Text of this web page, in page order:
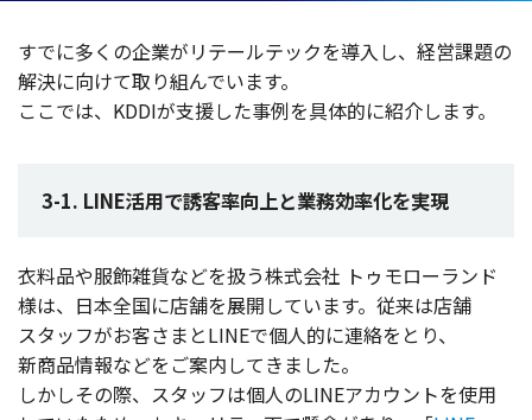
すでに多くの企業がリテールテックを導入 し、 経営課題の
解決に向けて取り組んでいます。
ここでは、KDDIが支援した事例を具体的に紹介します。
3-1. LINE活用で誘客率向上と業務効率化を実現
衣料品や服飾雑貨などを扱う株式会社 トゥモローランド
様は、 日本全国に店舗を展開しています。 従来は店舗
スタッフがお客さまとLINEで個人的に連絡をとり、
新商品情報などをご案内してきました。
しかしその際、 スタッフは個人のLINEアカウントを使用